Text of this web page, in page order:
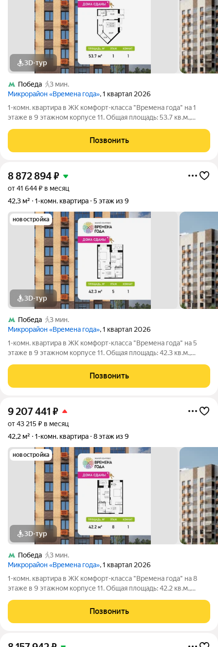
3D-тур
Победа
3 мин.
Микрорайон «Времена года», 1 квартал 2026
1-комн. квартира в ЖК комфорт-класса "Времена года" на 1
этаже в 9 этажном корпусе 11. Общая площадь: 53.7 кв.м.,
современный жилой комплекс комфорт-класса,
расположенный в тихом и зеленом
Позвонить
8 872 894₽
от 41 644 ₽ в месяц
42,3 м²
1-комн. квартира 5 этаж из 9
новостройка
3D-тур
Победа
3 мин.
Микрорайон «Времена года», 1 квартал 2026
1-комн. квартира в ЖК комфорт-класса "Времена года" на 5
этаже в 9 этажном корпусе 11. Общая площадь: 42.3 кв.м.,
современный жилой комплекс комфорт-класса,
расположенный в тихом и зеленом
Позвонить
9 207 441 ₽
от 43 215 ₽ в месяц
42,2 м²
1-комн. квартира 8 этаж из 9
новостройка
3D-тур
Победа
3 мин.
Микрорайон «Времена года», 1 квартал 2026
1-комн. квартира в ЖК комфорт-класса "Времена года" на 8
этаже в 9 этажном корпусе 11. Общая площадь: 42.2 кв.м.,
современный жилой комплекс комфорт-класса,
расположенный в тихом и зеленом
Позвонить